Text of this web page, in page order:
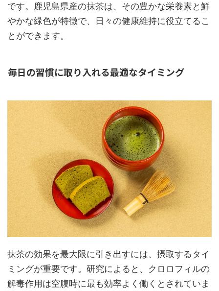
です。鹿児島県産の抹茶は、その豊かな栄養素と鮮
やかな緑色が特徴で、日々の健康維持に役立てるこ
とができます。
毎日の習慣に取り入れる最適なタイミング
抹茶の効果を最大限に引き出すには、摂取するタイ
ミングが重要です。研究によると、クロロフィルの
解毒作用は空腹時に最も効率よく働くとされていま